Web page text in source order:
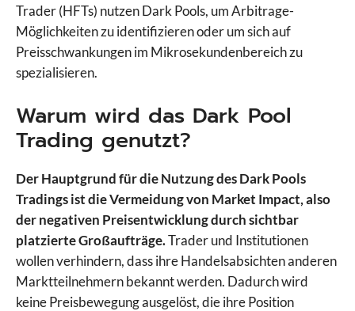
Trader (HFTs) nutzen Dark Pools, um Arbitrage-
Möglichkeiten zu identifizieren oder um sich auf
Preisschwankungen im Mikrosekundenbereich zu
spezialisieren.
Warum wird das Dark Pool
Trading genutzt?
Der Hauptgrund für die Nutzung des Dark Pools
Tradings ist die Vermeidung von Market Impact, also
der negativen Preisentwicklung durch sichtbar
platzierte Großaufträge.Trader und Institutionen
wollen verhindern, dass ihre Handelsabsichten anderen
Marktteilnehmern bekannt werden. Dadurch wird
keine Preisbewegung ausgelöst, die ihre Position